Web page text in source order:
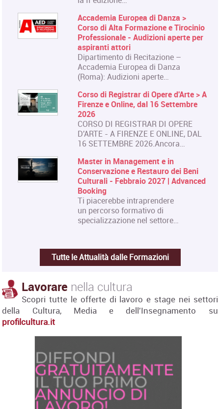
Accademia Europea di Danza >
Corso di Alta Formazione e Tirocinio
Professionale - Audizioni aperte per
aspiranti attori
Dipartimento di Recitazione –
Accademia Europea di Danza
(Roma): Audizioni aperte…
Corso di Registrar di Opere d'Arte > A
Firenze e Online, dal 16 Settembre
2026
CORSO DI REGISTRAR DI OPERE
D'ARTE - A FIRENZE E ONLINE, DAL
16 SETTEMBRE 2026.Ancora…
Master in Management e in
Conservazione e Restauro dei Beni
Culturali - Febbraio 2027 | Advanced
Booking
Ti piacerebbe intraprendere
un percorso formativo di
specializzazione nel settore…
Tutte le Attualità dalle Formazioni
Lavorare nella cultura
Scopri tutte le offerte di lavoro e stage nei settori
della Cultura, Media e dell'Insegnamento su
profilcultura.it